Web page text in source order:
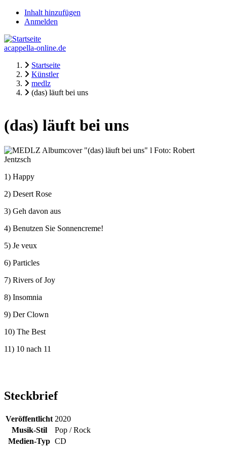
Direkt
zum
Fake-
Usermenü
Inhalt hinzufügen
Anmelden
acappella-online.de
Pfadnavigation
Startseite
Künstler
medlz
(das) läuft bei uns
(das) läuft bei uns
1) Happy
2) Desert Rose
3) Geh davon aus
4) Benutzen Sie Sonnencreme!
5) Je veux
6) Particles
7) Rivers of Joy
8) Insomnia
9) Der Clown
10) The Best
11) 10 nach 11
Steckbrief
Veröffentlicht 2020
Musik-Stil
Pop / Rock
Medien-Typ CD